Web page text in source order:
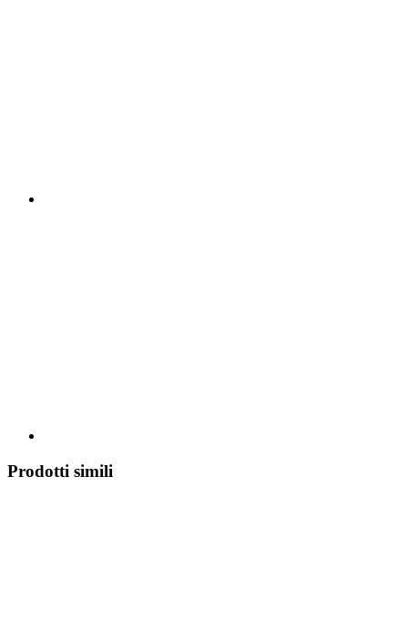
Prodotti simili